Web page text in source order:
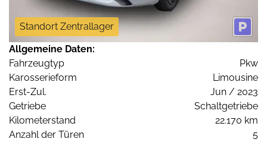
Standort Zentrallager
Allgemeine Daten:
Fahrzeugtyp
Pkw
Karosserieform
Limousine
Erst-Zul.
Jun / 2023
Getriebe
Schaltgetriebe
Kilometerstand
22.170 km
Anzahl der Türen
5